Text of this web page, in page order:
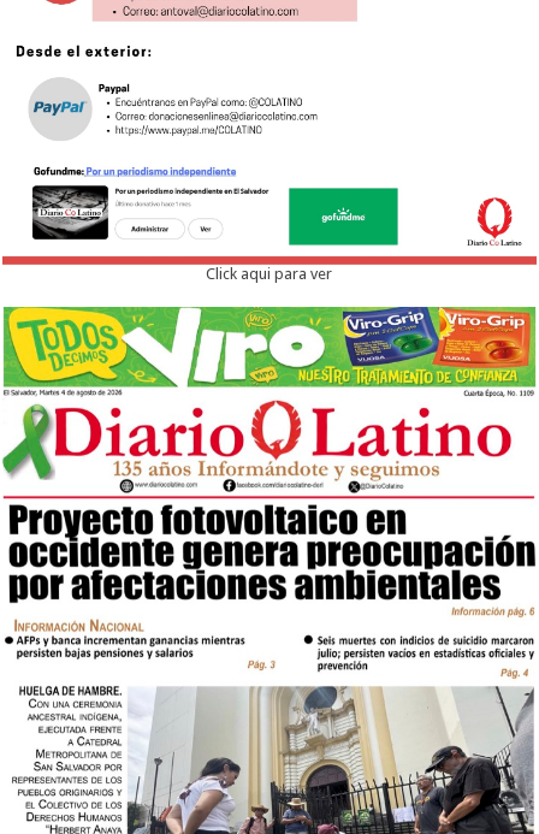
Click aqui para ver